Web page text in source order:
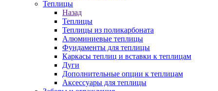
Теплицы
Назад
Теплицы
Теплицы из поликарбоната
Алюминиевые теплицы
Фундаменты для теплицы
Каркасы теплиц и вставки к теплицам
Дуги
Дополнительные опции к теплицам
Аксессуары для теплицы